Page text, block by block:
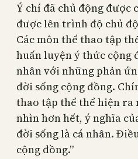
Ý chí đã chủ động được
được lên trình độ chủ
Các môn thể thao tập
huấn luyện ý thức cộng
nhân với những phản
đời sống cộng đồng.
thao tập thể thể hiện ra
nhìn hơn hết, ý nghĩa
đời sống là cá nhân.
cộng đồng.”